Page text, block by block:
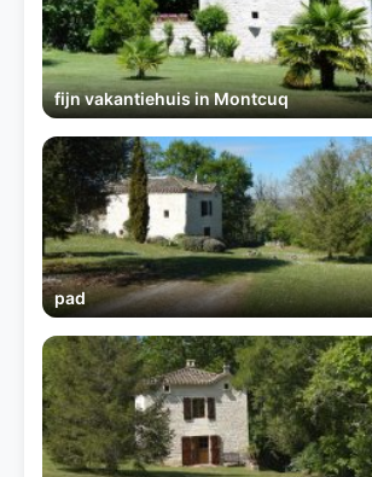
fijn vakantiehuis in Montcuq
pad